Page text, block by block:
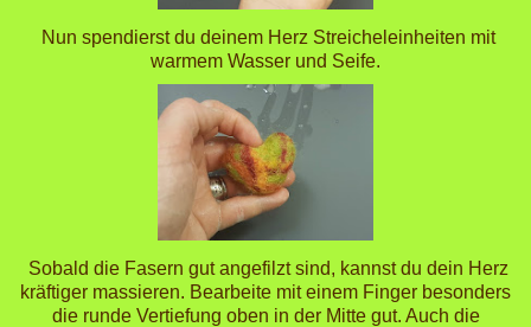
Nun spendierst du deinem Herz Streicheleinheiten mit
warmem Wasser und Seife.
Sobald die Fasern gut angefilzt sind, kannst du dein Herz
kräftiger massieren. Bearbeite mit einem Finger besonders
die runde Vertiefung oben in der Mitte gut. Auch die